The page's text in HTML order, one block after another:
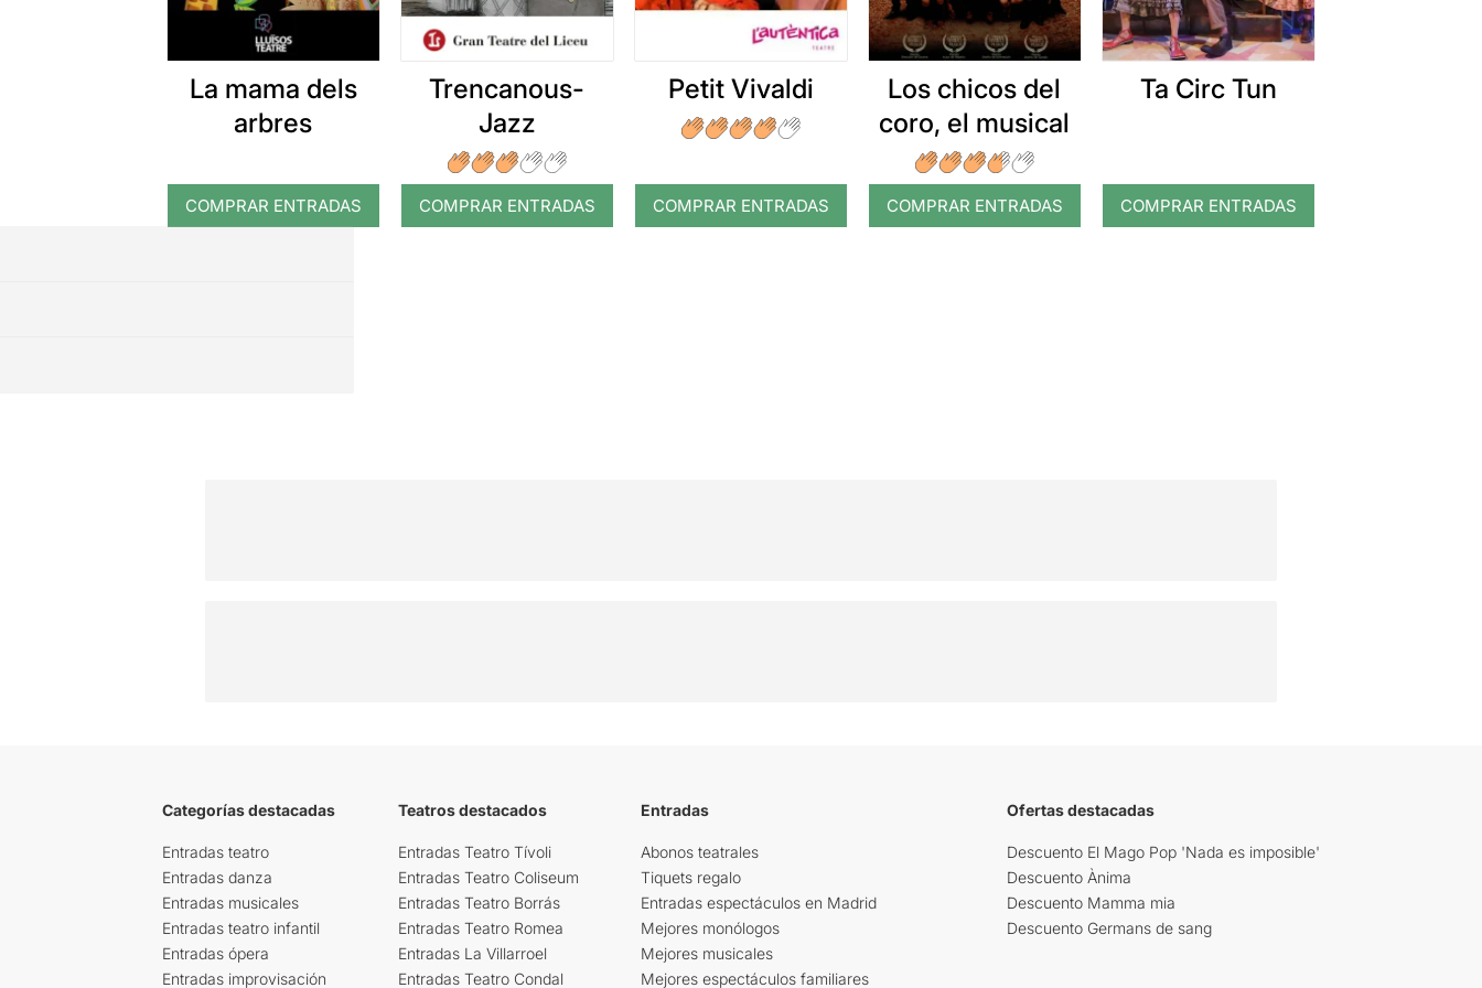
La mama dels
arbres
COMPRAR ENTRADAS
Trencanous-
Jazz
COMPRAR ENTRADAS
Petit Vivaldi
COMPRAR ENTRADAS
Los chicos del
coro, el musical
COMPRAR ENTRADAS
Ta Circ Tun
COMPRAR ENTRADAS
Categorías destacadas
Entradas teatro
Entradas danza
Entradas musicales
Entradas teatro infantil
Entradas ópera
Entradas improvisación
Teatros destacados
Entradas Teatro Tívoli
Entradas Teatro Coliseum
Entradas Teatro Borrás
Entradas Teatro Romea
Entradas La Villarroel
Entradas Teatro Condal
Entradas
Abonos teatrales
Tiquets regalo
Entradas espectáculos en Madrid
Mejores monólogos
Mejores musicales
Mejores espectáculos familiares
Ofertas destacadas
Descuento El Mago Pop 'Nada es imposible'
Descuento Ànima
Descuento Mamma mia
Descuento Germans de sang